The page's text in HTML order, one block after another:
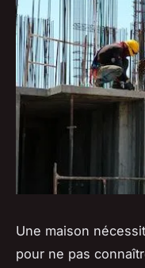
Une maison
pour ne pas